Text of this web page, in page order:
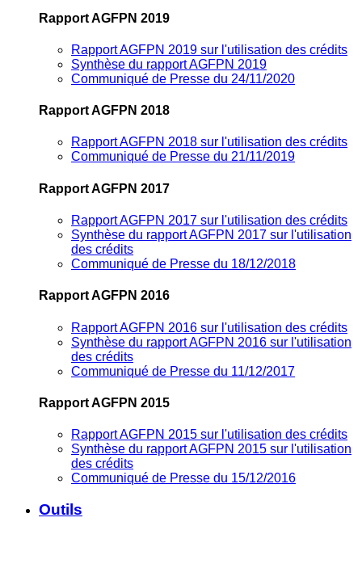
Rapport AGFPN 2019
Rapport AGFPN 2019 sur l'utilisation des crédits
Synthèse du rapport AGFPN 2019
Communiqué de Presse du 24/11/2020
Rapport AGFPN 2018
Rapport AGFPN 2018 sur l'utilisation des crédits
Communiqué de Presse du 21/11/2019
Rapport AGFPN 2017
Rapport AGFPN 2017 sur l'utilisation des crédits
Synthèse du rapport AGFPN 2017 sur l'utilisation
des crédits
Communiqué de Presse du 18/12/2018
Rapport AGFPN 2016
Rapport AGFPN 2016 sur l'utilisation des crédits
Synthèse du rapport AGFPN 2016 sur l'utilisation
des crédits
Communiqué de Presse du 11/12/2017
Rapport AGFPN 2015
Rapport AGFPN 2015 sur l'utilisation des crédits
Synthèse du rapport AGFPN 2015 sur l'utilisation
des crédits
Communiqué de Presse du 15/12/2016
Outils